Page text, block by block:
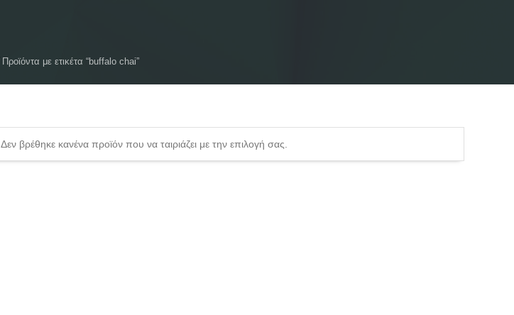
Προϊόντα με ετικέτα “buffalo chai”
Δεν βρέθηκε κανένα προϊόν που να ταιριάζει με την επιλογή σας.